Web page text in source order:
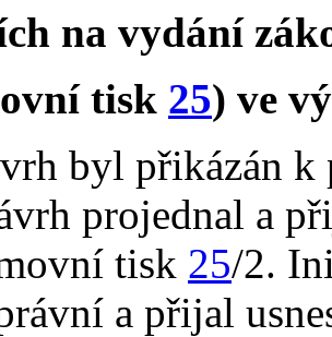
na vydání
tisk 25) ve
byl přikázán
projednal a
tisk 25/2.
a přijal